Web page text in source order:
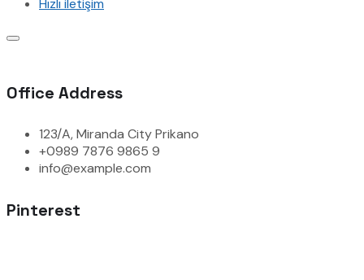
Hızlı iletişim
Office Address
123/A, Miranda City Prikano
+0989 7876 9865 9
info@example.com
Pinterest